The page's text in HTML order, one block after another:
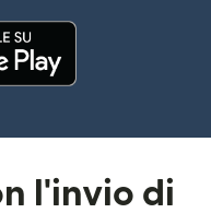
l'invio di